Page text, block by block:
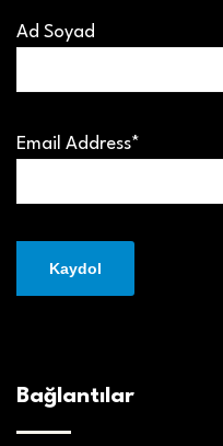
Ad Soyad
Email Address*
Bağlantılar